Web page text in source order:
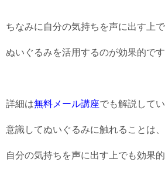
ちなみに自分の気持ちを声に出す上で
ぬいぐるみを活用するのが効果的です
詳細は無料メール講座でも解説してい
意識してぬいぐるみに触れることは、
自分の気持ちを声に出す上でも効果的